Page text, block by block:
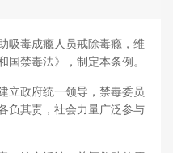
毒成瘾人员戒除毒瘾，维
国禁毒法》，制定本条例。
政府统一领导，禁毒委员
负其责，社会力量广泛参与